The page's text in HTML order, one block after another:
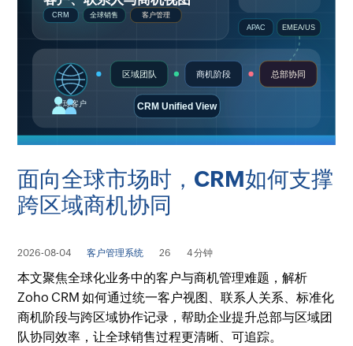
面向全球市场时，CRM如何支撑
跨区域商机协同
2026-08-04 客户管理系统 26 4 分钟
本文聚焦全球化业务中的客户与商机管理难题，解析
Zoho CRM 如何通过统一客户视图、联系人关系、标准化
商机阶段与跨区域协作记录，帮助企业提升总部与区域团
队协同效率，让全球销售过程更清晰、可追踪。